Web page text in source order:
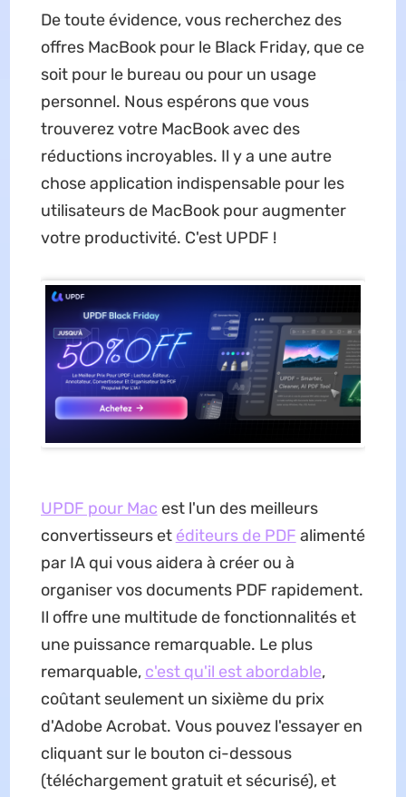
De toute évidence, vous recherchez des
offres MacBook pour le Black Friday, que ce
soit pour le bureau ou pour un usage
personnel. Nous espérons que vous
trouverez votre MacBook avec des
réductions incroyables. Il y a une autre
chose application indispensable pour les
utilisateurs de MacBook pour augmenter
votre productivité. C'est UPDF !
UPDF pour Mac est l'un des meilleurs
convertisseurs et éditeurs de PDF alimenté
par IA qui vous aidera à créer ou à
organiser vos documents PDF rapidement.
Il offre une multitude de fonctionnalités et
une puissance remarquable. Le plus
remarquable, c'est qu'il est abordable,
coûtant seulement un sixième du prix
d'Adobe Acrobat. Vous pouvez l'essayer en
cliquant sur le bouton ci-dessous
(téléchargement gratuit et sécurisé), et